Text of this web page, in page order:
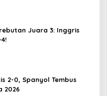
Juara 3: Inggris
2-0, Spanyol Tembus
2026